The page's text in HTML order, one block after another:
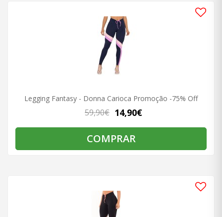
Legging Fantasy - Donna Carioca Promoção -75% Off
14,90€
59,90€
COMPRAR